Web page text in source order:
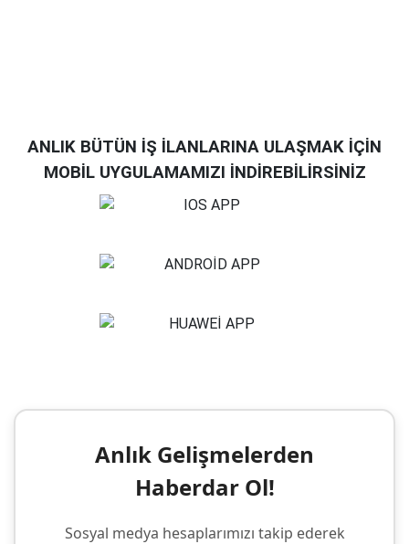
ANLIK BÜTÜN İŞ İLANLARINA ULAŞMAK İÇİN
MOBİL UYGULAMAMIZI İNDİREBİLİRSİNİZ
Anlık Gelişmelerden
Haberdar Ol!
Sosyal medya hesaplarımızı takip ederek